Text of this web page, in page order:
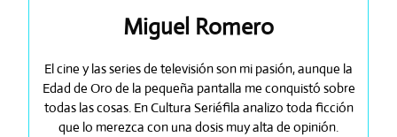
Miguel Romero
El cine y las series de televisión son mi pasión, aunque la
Edad de Oro de la pequeña pantalla me conquistó sobre
todas las cosas. En Cultura Seriéfila analizo toda ficción
que lo merezca con una dosis muy alta de opinión.